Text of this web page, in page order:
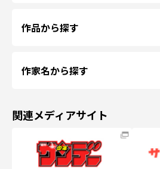
作品から探す
作家名から探す
関連メディアサイト